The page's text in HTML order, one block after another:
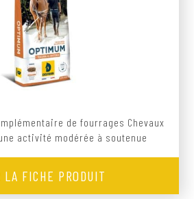
de fourrages Chevaux
activité modérée à soutenue
LA FICHE PRODUIT